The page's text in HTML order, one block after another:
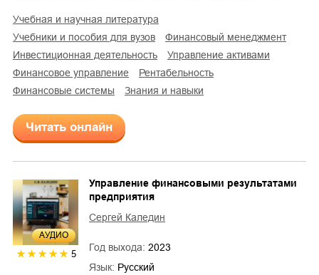
учебная и научная литература
учебники и пособия для вузов
финансовый менеджмент
инвестиционная деятельность
управление активами
финансовое управление
рентабельность
финансовые системы
знания и навыки
Читать онлайн
AУДИО
5
Управление финансовыми результатами
предприятия
Сергей Каледин
Год выхода: 2023
Язык: Русский